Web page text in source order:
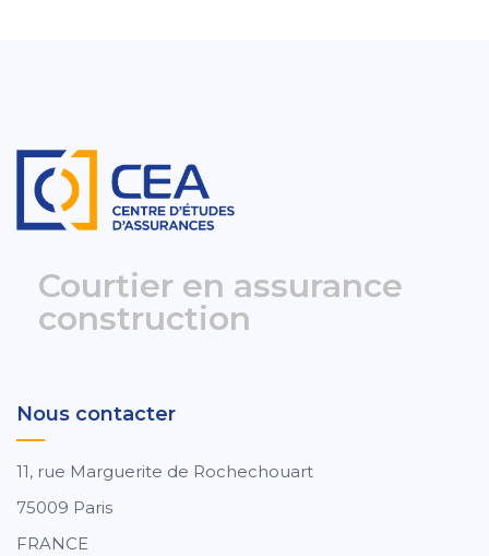
Courtier en assurance
construction
Nous contacter
11, rue Marguerite de Rochechouart
75009 Paris
FRANCE